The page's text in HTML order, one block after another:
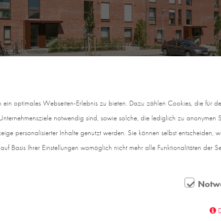
im Münsterland lassen nicht nur die Herzen von
Wohnqualität aus. Ein Nachbarschaftshof als
optimales Webseiten-Erlebnis zu bieten. Dazu zählen Cookies, die für
notwendig sind, sowie solche, die lediglich zu anonymen
personalisierter Inhalte genutzt werden. Sie können selbst entscheiden,
Basis Ihrer Einstellungen womöglich nicht mehr alle Funktionalitäten der